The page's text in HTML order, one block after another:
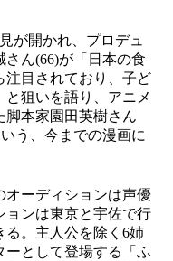
が開かれ、プロデュ
ん(66)が「日本の食
注目されており、子ど
と狙いを語り、アニメ
脚本家園田英樹さん
う、今までの漫画に
ーディションは声優
ョンは東京と宇佐で行
る。主人公を除く6姉
ーとして登場する「ふ